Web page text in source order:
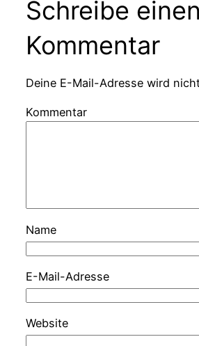
Schreibe einen
Kommentar
Deine E-Mail-Adresse wird
Kommentar
Name
E-Mail-Adresse
Website